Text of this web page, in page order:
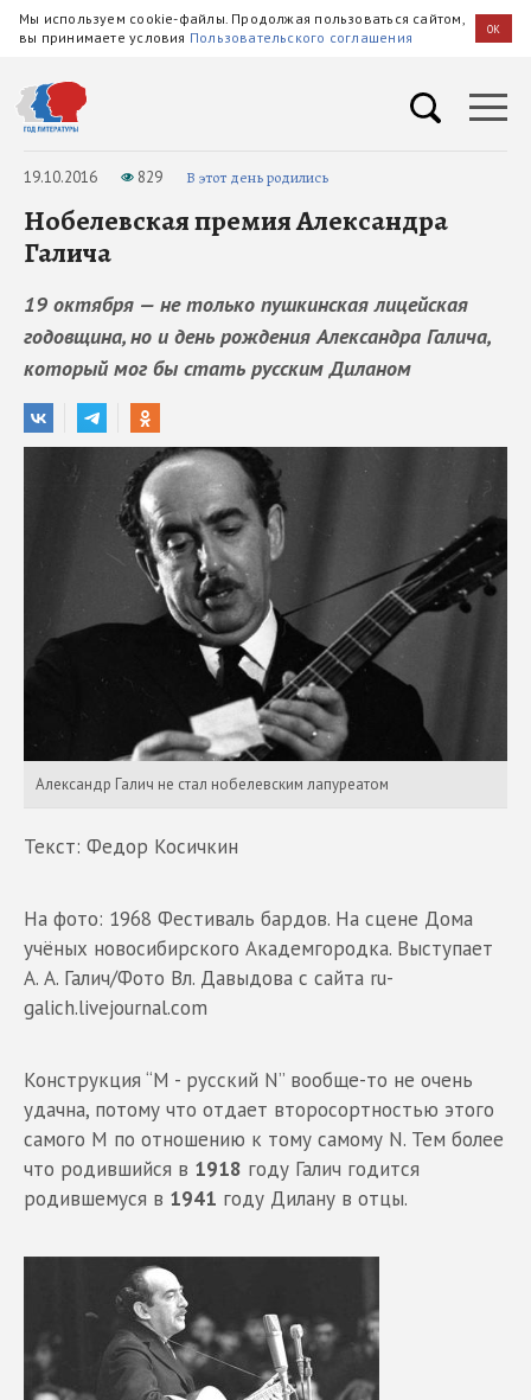
Мы используем cookie-файлы. Продолжая пользоваться сайтом,
вы принимаете условия Пользовательского соглашения OK
19.10.2016 829 В этот день родились
Нобелевская премия Александра
Галича
19 октября — не только пушкинская лицейская
годовщина, но и день рождения Александра Галича,
который мог бы стать русским Диланом
Александр Галич не стал нобелевским лапуреатом
Текст: Федор Косичкин
На фото: 1968 Фестиваль бардов. На сцене Дома
учёных новосибирского Академгородка. Выступает
А. А. Галич/Фото Вл. Давыдова с сайта ru-
galich.livejournal.com
Конструкция “M - русский N” вообще-то не очень
удачна, потому что отдает второсортностью этого
самого М по отношению к тому самому N. Тем более
что родившийся в 1918 году Галич годится
родившемуся в 1941 году Дилану в отцы.